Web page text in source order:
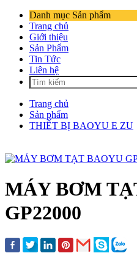
Danh mục Sản phẩm
Trang chủ
Giới thiệu
Sản Phẩm
Tin Tức
Liên hệ
Trang chủ
Sản phẩm
THIẾT BỊ BAOYU E ZU
MÁY BƠM
GP22000